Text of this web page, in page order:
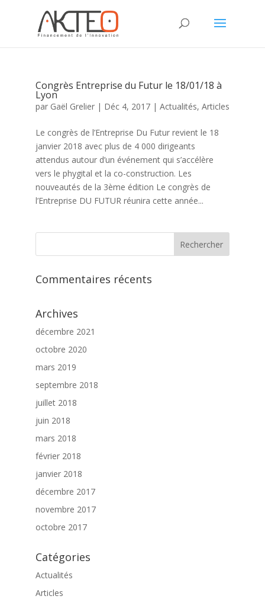
Congrès Entreprise du Futur le 18/01/18 à
Lyon
par Gaël Grelier| Déc 4, 2017| Actualités, Articles
Le congrès de l’Entreprise Du Futur revient le 18
janvier 2018 avec plus de 4 000 dirigeants
attendus autour d’un événement qui s’accélère
vers le phygital et la co-construction. Les
nouveautés de la 3ème édition Le congrès de
l’Entreprise DU FUTUR réunira cette année...
Commentaires récents
Archives
décembre 2021
octobre 2020
mars 2019
septembre 2018
juillet 2018
juin 2018
mars 2018
février 2018
janvier 2018
décembre 2017
novembre 2017
octobre 2017
Catégories
Actualités
Articles